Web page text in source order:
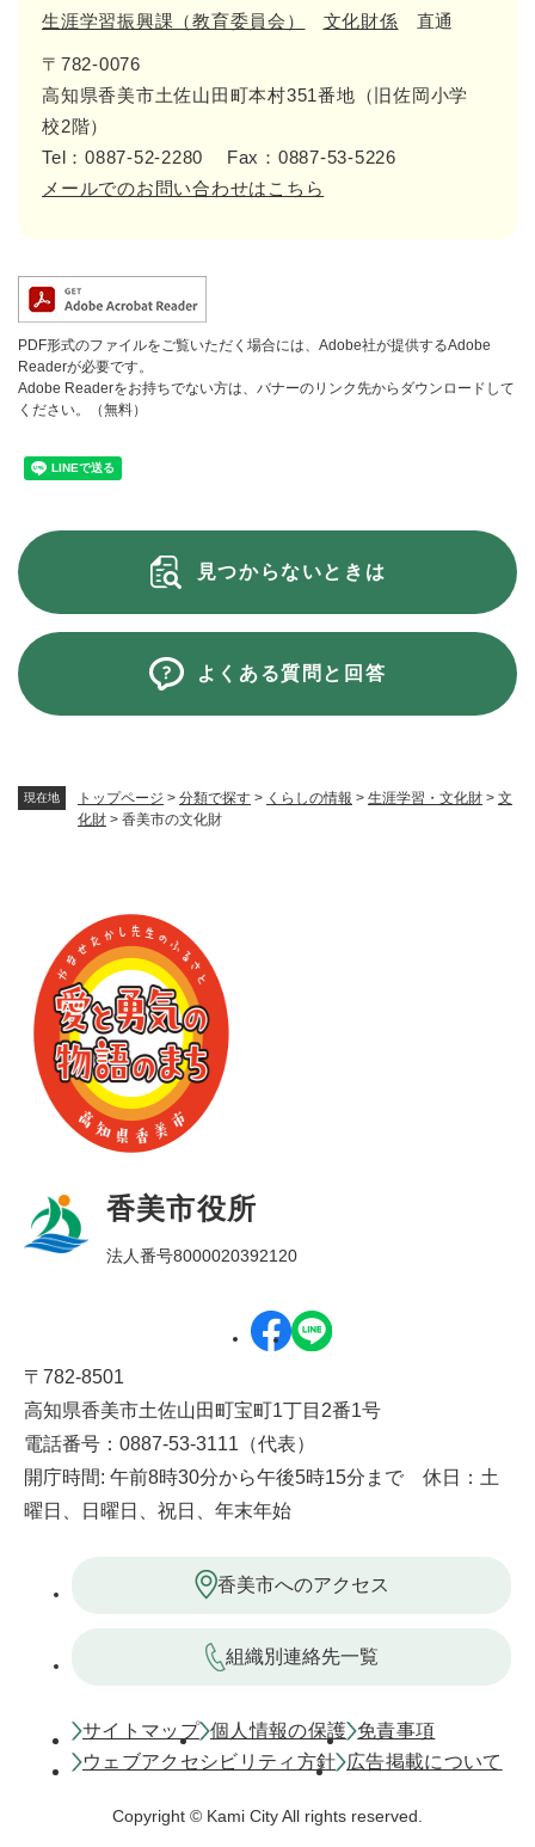
現在地 トップページ > 分類で探す > くらしの情報 > 生涯学習・文化財 > 文
化財 > 香美市の文化財
生涯学習振興課（教育委員会） 文化財係 直通
〒782-0076
高知県香美市土佐山田町本村351番地（旧佐岡小学
校2階）
Tel：0887-52-2280
Fax：0887-53-5226
メールでのお問い合わせはこちら
PDF形式のファイルをご覧いただく場合には、Adobe社が提供するAdobe
Readerが必要です。
Adobe Readerをお持ちでない方は、バナーのリンク先からダウンロードして
ください。（無料）
見つからないときは
よくある質問と回答
香美市役所
法人番号8000020392120
〒782-8501
高知県香美市土佐山田町宝町1丁目2番1号
電話番号：0887-53-3111（代表）
開庁時間: 午前8時30分から午後5時15分まで 休日：土
曜日、日曜日、祝日、年末年始
香美市へのアクセス
組織別連絡先一覧
サイトマップ 個人情報の保護 免責事項
ウェブアクセシビリティ方針
広告掲載について
Copyright © Kami City All rights reserved.